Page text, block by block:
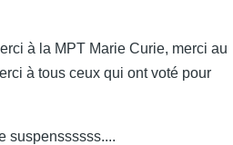
à la MPT Marie Curie, merci au
à tous ceux qui ont voté pour
suspenssssss....